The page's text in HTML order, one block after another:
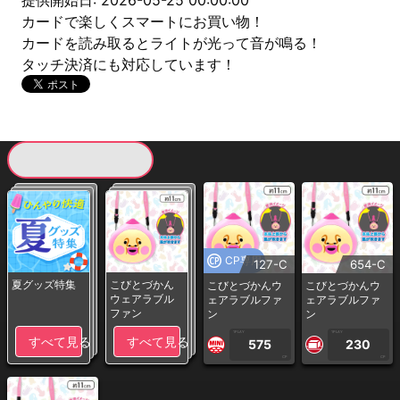
カードで楽しくスマートにお買い物！
カードを読み取るとライトが光って音が鳴る！
タッチ決済にも対応しています！
夏グッズ特集
すべて見る
こびとづかん
ウェアラブル
ファン
すべて見る
CP専用127-C
こびとづかんウ
ェアラブルファ
ン
1PLAY
575
CP
654-C
こびとづかんウ
ェアラブルファ
ン
1PLAY
230
CP